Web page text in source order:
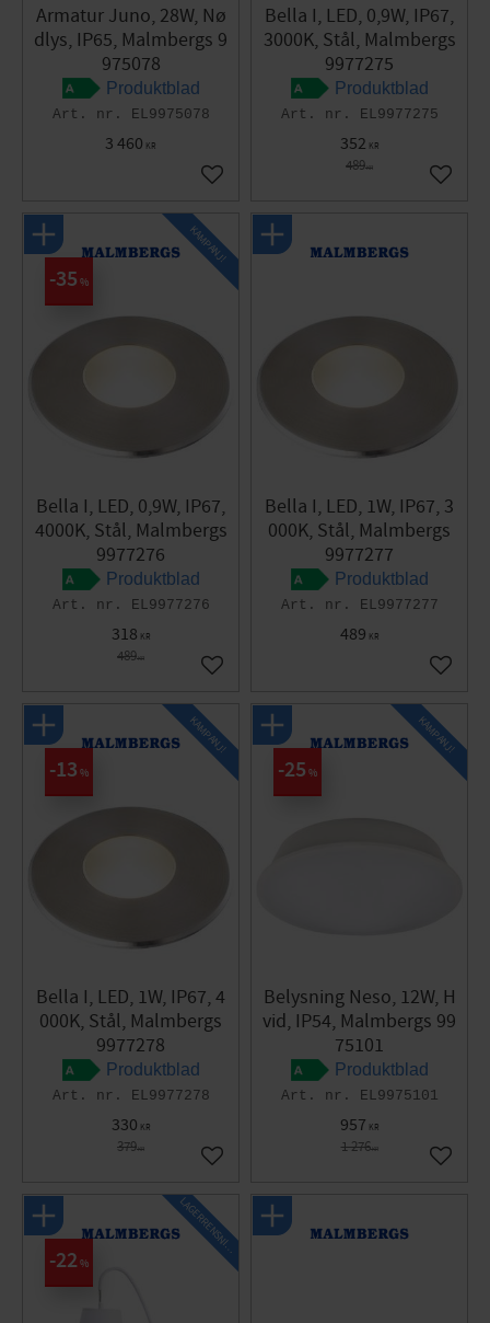
Armatur Juno, 28W, Nø
dlys, IP65, Malmbergs 9
975078
Produktblad
EL9975078
3 460 KR
Gem som favorit
Bella I, LED, 0,9W, IP67,
3000K, Stål, Malmbergs
9977275
Produktblad
EL9977275
352 KR
489KR
Gem
Bella I, LED, 0,9W, IP67,
4000K, Stål, Malmbergs
9977276
Produktblad
EL9977276
318 KR
489KR
35 %
KAMPANJ!
Gem som favorit
Bella I, LED, 1W, IP67, 3
000K, Stål, Malmbergs
9977277
Produktblad
EL9977277
489 KR
Gem
Bella I, LED, 1W, IP67, 4
000K, Stål, Malmbergs
9977278
Produktblad
EL9977278
330 KR
379KR
13 %
KAMPANJ!
Gem som favorit
Belysning Neso, 12W, H
vid, IP54, Malmbergs 99
75101
Produktblad
EL9975101
957 KR
1 276KR
25 %
KAMPANJ!
Gem
22 %
L
A
G
E
R
R
E
N
S
N
I
N
G